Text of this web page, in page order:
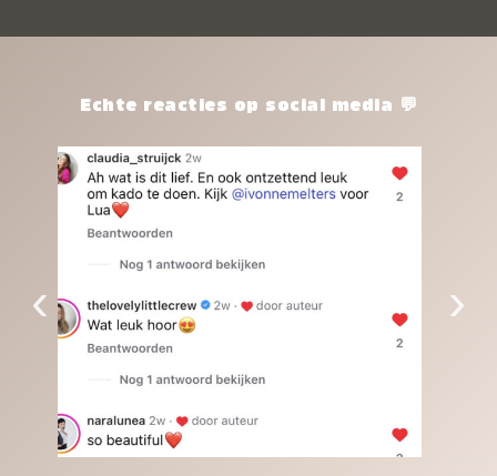
het waard.Echte reacties op social media 💬
‹ ›